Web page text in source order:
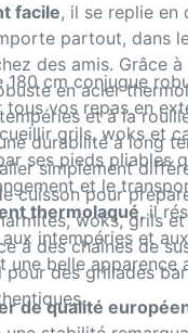
facile, il se replie en
partout, dans
des amis. Grâce à
en acier
et à la
durabilité à long
simplement
cuisson pour
woks, grils
à des chaînes de
pour des grillades
180 cm conjugue
vos repas en
grils, woks et
ses pieds pliables
et le
thermolaqué, il
intempéries et
une belle apparence
de qualité